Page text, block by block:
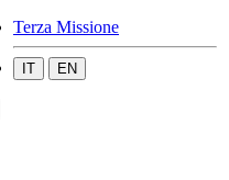
Terza Missione
IT EN